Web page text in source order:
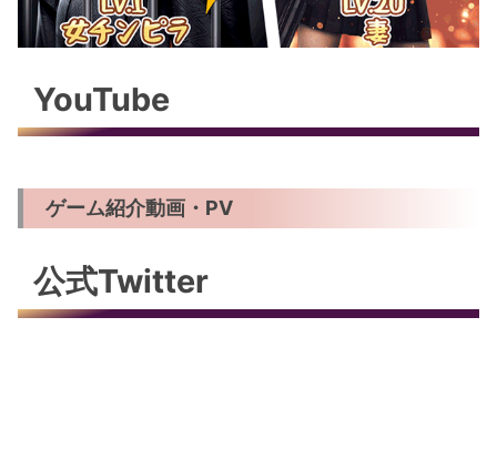
YouTube
ゲーム紹介動画・PV
公式Twitter